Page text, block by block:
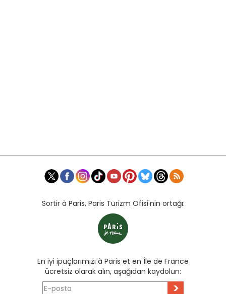
Sortir à Paris, Paris Turizm Ofisi'nin ortağı:
En iyi ipuçlarımızı à Paris et en Île de France
ücretsiz olarak alın, aşağıdan kaydolun:
>